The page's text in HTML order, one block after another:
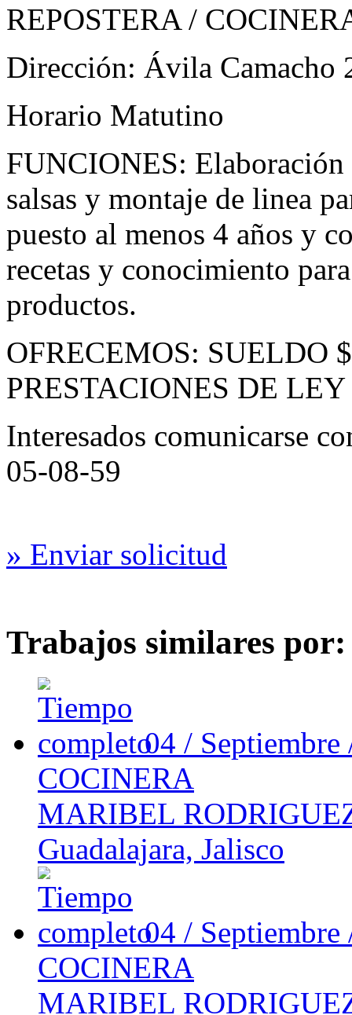
REPOSTERA /
Dirección: Ávila Camacho
Horario Matutino
FUNCIONES: Elaboración
salsas y montaje de linea
puesto al menos 4 años y
recetas y conocimiento
productos.
OFRECEMOS: SUELDO
PRESTACIONES DE
Interesados comunicarse
05-08-59
» Enviar solicitud
Trabajos similares
04 /
COCINERA
MARIBEL
Guadalajara, Jalisco
04 /
COCINERA
MARIBEL